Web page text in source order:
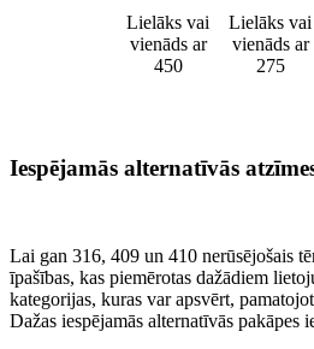
Lielāks vai
vienāds ar
450
Lielāks vai
vienāds ar
275
Iespējamās alternatīvās
Lai gan 316, 409 un 410 nerūsējošais
īpašības, kas piemērotas dažādiem
kategorijas, kuras var apsvērt,
Dažas iespējamās alternatīvās pakāpes